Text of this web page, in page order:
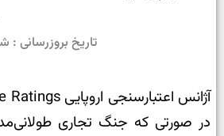
تاریخ بروزرسانی : شنبه ۳۰
آژانس اعتبارسنجی اروپایی
در صورتی که جنگ تجاری